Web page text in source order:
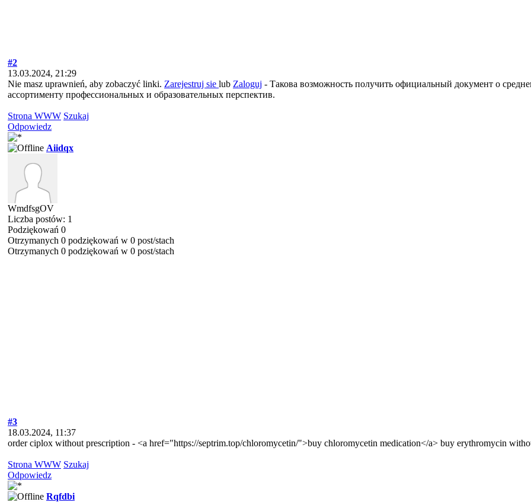
#2
13.03.2024, 21:29
Nie masz uprawnień, aby zobaczyć linki. Zarejestruj sie lub Zaloguj - Такова возможность получить официальный документ о
ассортименту профессиональных и образовательных перспектив.
Strona WWW Szukaj
Odpowiedz
Aiidqx
WmdfsgOV
Liczba postów: 1
Podziękowań 0
Otrzymanych 0 podziękowań w 0 post/stach
Otrzymanych 0 podziękowań w 0 post/stach
#3
18.03.2024, 11:37
order ciplox without prescription - <a href="https://septrim.top/chloromycetin/">buy chloromycetin medication</a> buy erythromycin
Strona WWW Szukaj
Odpowiedz
Rqfdbi